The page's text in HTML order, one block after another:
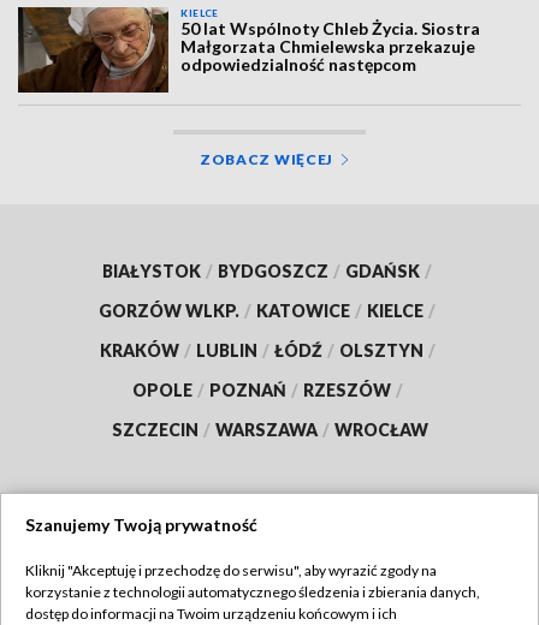
KIELCE
50 lat Wspólnoty Chleb Życia. Siostra
Małgorzata Chmielewska przekazuje
odpowiedzialność następcom
ZOBACZ WIĘCEJ
BIAŁYSTOK / BYDGOSZCZ / GDAŃSK /
GORZÓW WLKP. / KATOWICE / KIELCE /
KRAKÓW / LUBLIN / ŁÓDŹ / OLSZTYN /
OPOLE / POZNAŃ / RZESZÓW /
SZCZECIN / WARSZAWA / WROCŁAW
TVP
Szanujemy Twoją prywatność
Kliknij "Akceptuję i przechodzę do serwisu", aby wyrazić zgody na
korzystanie z technologii automatycznego śledzenia i zbierania danych,
dostęp do informacji na Twoim urządzeniu końcowym i ich